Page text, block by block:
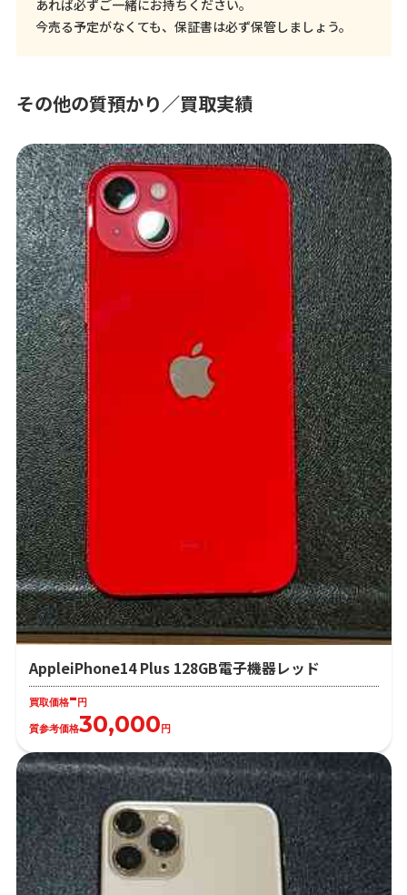
あれば必ずご一緒にお持ちください。
今売る予定がなくても、保証書は必ず保管しましょう。
その他の質預かり／買取実績
AppleiPhone14 Plus 128GB電子機器レッド
買取価格- 円
質参考価格30,000 円